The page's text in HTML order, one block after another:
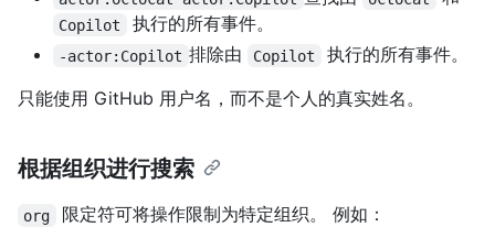
Copilot 执行的所有事件。
-actor:Copilot 排除由 Copilot
执行的所有事件。
只能使用 GitHub 用户名，而不是个人的真实姓名。
根据组织进行搜索
org 限定符可将操作限制为特定组织。 例如：